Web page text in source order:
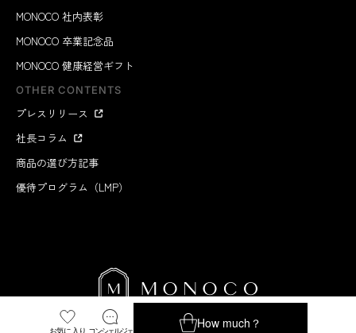
お気に入り コンシェルジェ How much？
MONOCO 社内表彰
MONOCO 卒業記念品
MONOCO 健康経営ギフト
OTHER CONTENTS
プレスリリース
社長コラム
商品の選び方記事
優待プログラム（LMP）